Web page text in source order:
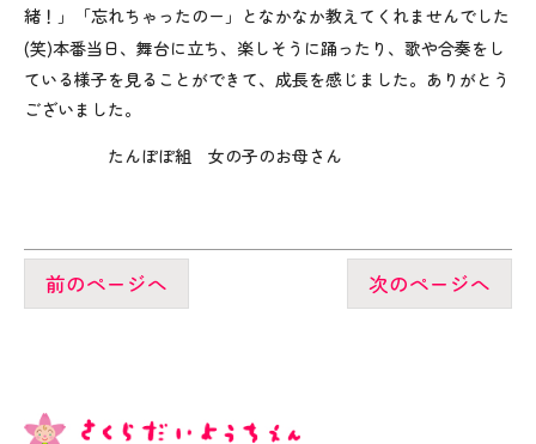
緒！」「忘れちゃったのー」となかなか教えてくれませんでした
(笑)本番当日、舞台に立ち、楽しそうに踊ったり、歌や合奏をし
ている様子を見ることができて、成長を感じました。ありがとう
ございました。
たんぽぽ組 女の子のお母さん
前のページへ 次のページへ